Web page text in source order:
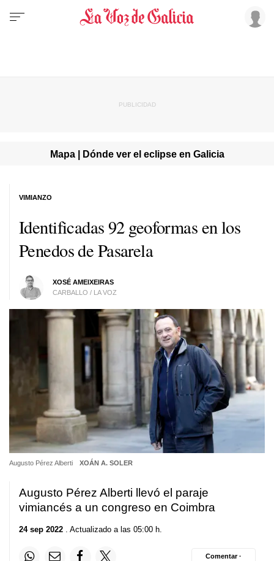
Mapa | Dónde ver el eclipse en Galicia
Identificadas 92 geoformas en los
Penedos de Pasarela
XOSÉ AMEIXEIRAS
CARBALLO / LA VOZ
VIMIANZO
Augusto Pérez Alberti XOÁN A. SOLER
Augusto Pérez Alberti llevó el paraje
vimiancés a un congreso en Coimbra
24 sep 2022 . Actualizado a las 05:00 h.
Comentar ·